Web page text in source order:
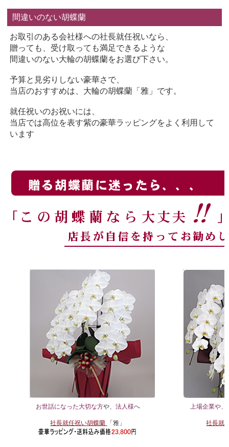
間違いのない胡蝶蘭
お取引のある会社様への社長就任祝いなら、
贈っても、受け取っても満足できるような
間違いのない大輪の胡蝶蘭をお選び下さい。
予算と見劣りしない豪華さで、
当店のおすすめは、大輪の胡蝶蘭「雅」です。
就任祝いのお祝いには、
当店では高位を表す紫の豪華ラッピングをよく利用して
います
お世話になった大切な方や、 法人様へ
社長就任祝い胡蝶蘭 「雅」
上場企業や、
社長就